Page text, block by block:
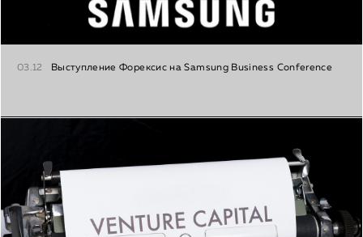
03.12 Выступление Форексис на Samsung Business Conference